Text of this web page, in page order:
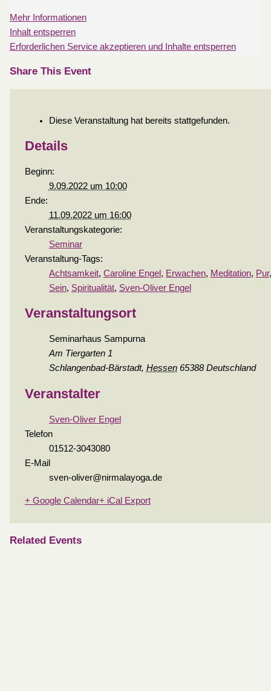
Mehr Informationen
Inhalt entsperren
Erforderlichen Service akzeptieren und Inhalte entsperren
Share This Event
Diese Veranstaltung hat bereits stattgefunden.
Details
Beginn:
9.09.2022 um 10:00
Ende:
11.09.2022 um 16:00
Veranstaltungskategorie:
Seminar
Veranstaltung-Tags:
Achtsamkeit, Caroline Engel , Erwachen, Meditation, Pur,
Sein, Spiritualität, Sven-Oliver Engel
Veranstaltungsort
Seminarhaus Sampurna
Am Tiergarten 1
Schlangenbad-Bärstadt, Hessen 65388 Deutschland
Veranstalter
Sven-Oliver Engel
Telefon
01512-3043080
E-Mail
sven-oliver@nirmalayoga.de
+ Google Calendar+ iCal Export
Related Events